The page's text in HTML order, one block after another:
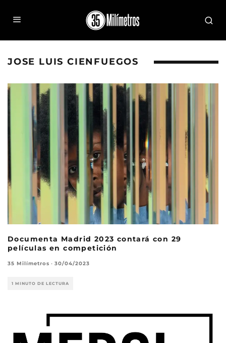
JOSE LUIS CIENFUEGOS
Documenta Madrid 2023 contará con 29
películas en competición
35 Milímetros · 30/04/2023
1 MINUTO DE LECTURA